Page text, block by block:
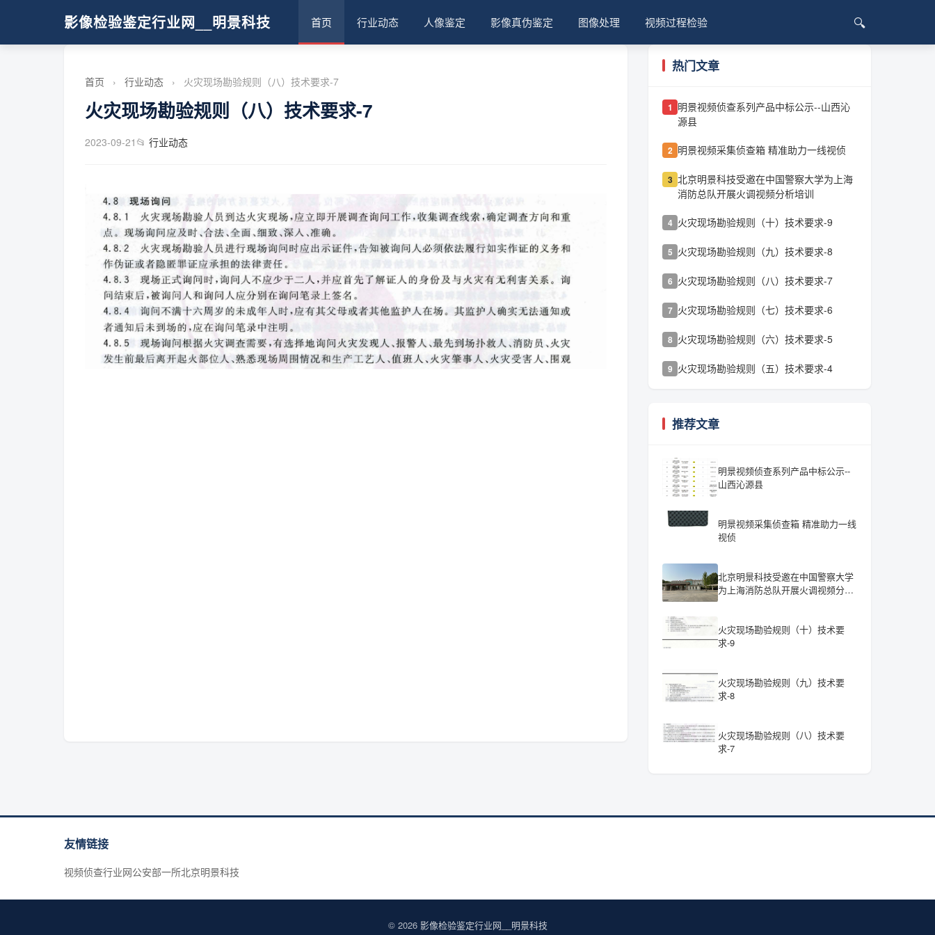
影像检验鉴定行业网__明景科技 首页 行业动态 人像鉴定 影像真伪鉴定 图像处理 视频过程检验 🔍
首页 › 行业动态 › 火灾现场勘验规则（八）技术要求-7
火灾现场勘验规则（八）技术要求-7
2023-09-21 📂 行业动态
热门文章
1 明景视频侦查系列产品中标公示--山西沁
源县
2 明景视频采集侦查箱 精准助力一线视侦
3 北京明景科技受邀在中国警察大学为上海
消防总队开展火调视频分析培训
4 火灾现场勘验规则（十）技术要求-9
5 火灾现场勘验规则（九）技术要求-8
6 火灾现场勘验规则（八）技术要求-7
7 火灾现场勘验规则（七）技术要求-6
8 火灾现场勘验规则（六）技术要求-5
9 火灾现场勘验规则（五）技术要求-4
推荐文章
明景视频侦查系列产品中标公示--
山西沁源县
明景视频采集侦查箱 精准助力一线
视侦
北京明景科技受邀在中国警察大学
为上海消防总队开展火调视频分析
火灾现场勘验规则（十）技术要
求-9
火灾现场勘验规则（九）技术要
求-8
火灾现场勘验规则（八）技术要
求-7
友情链接
视频侦查行业网公安部一所北京明景科技
© 2026 影像检验鉴定行业网__明景科技